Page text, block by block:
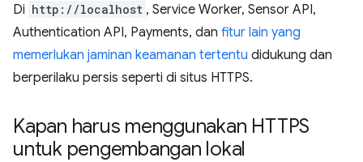
Di http://localhost , Service Worker, Sensor API,
Authentication API, Payments, dan fitur lain yang
memerlukan jaminan keamanan tertentu didukung dan
berperilaku persis seperti di situs HTTPS.
Kapan harus menggunakan HTTPS
untuk pengembangan lokal